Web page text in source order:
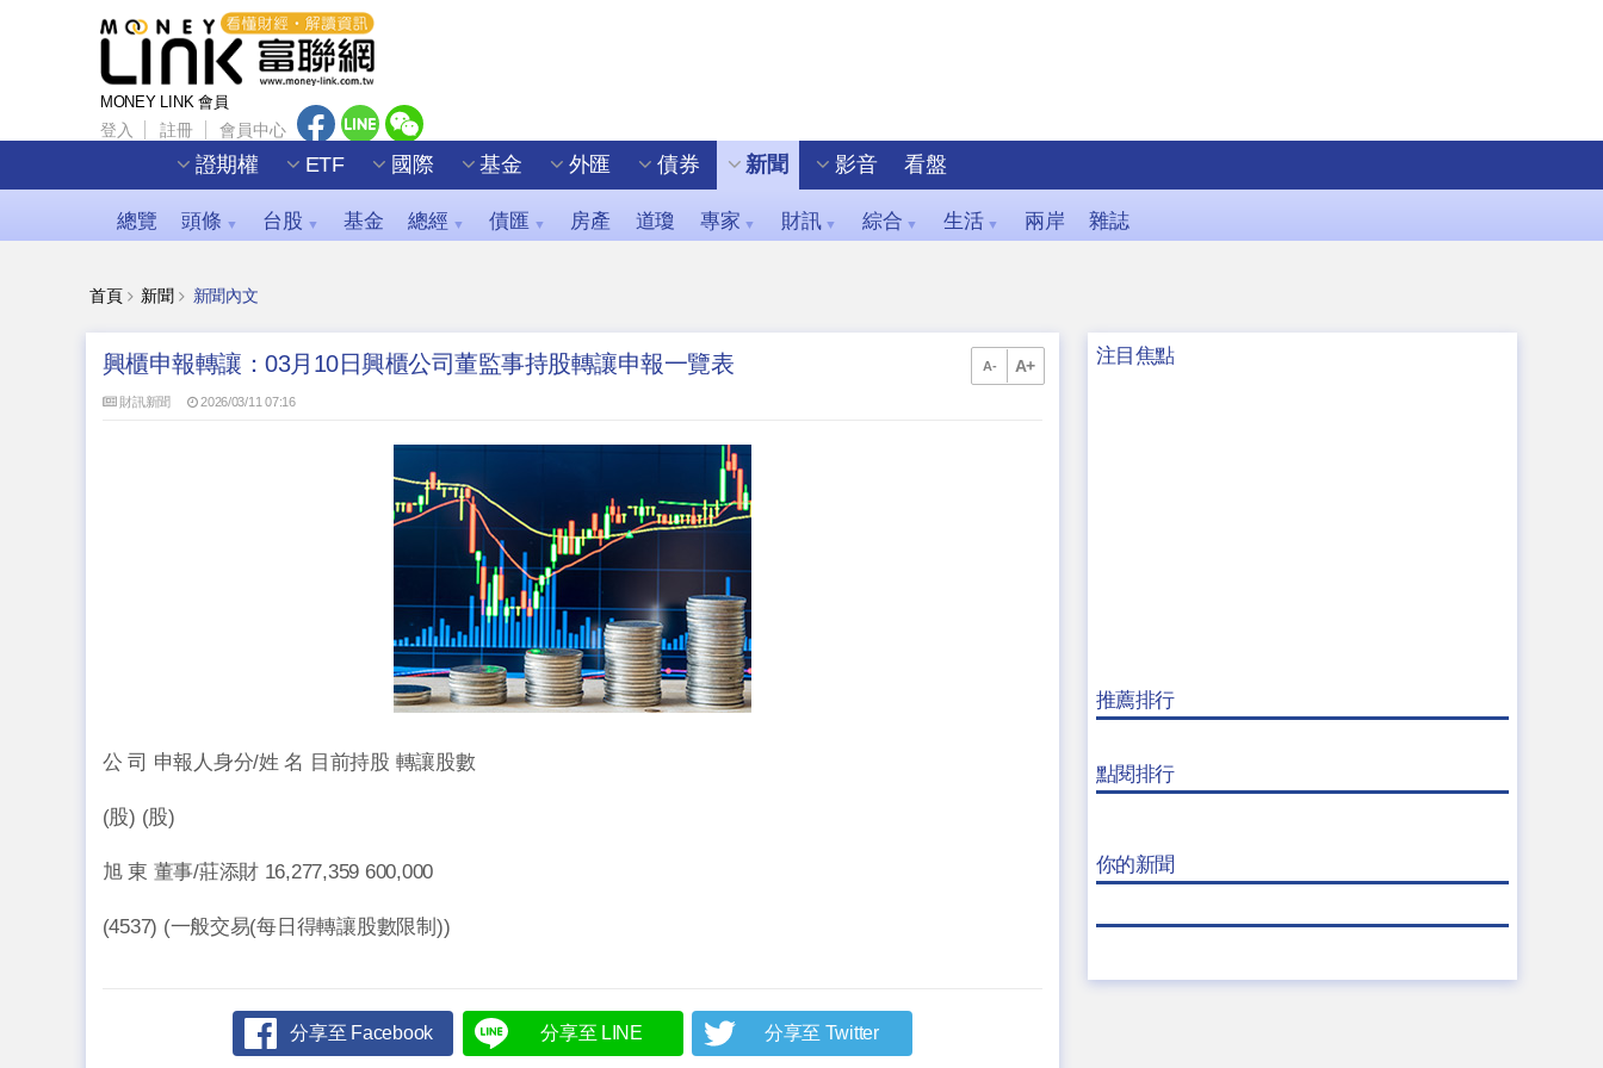
MONEY LINK 會員
登入 註冊 會員中心
證期權 ETF 國際 基金 外匯 債券 新聞 影音 看盤
總覽 頭條 ▼ 台股 ▼ 基金 總經 ▼ 債匯 ▼ 房產 道瓊 專家 ▼ 財訊 ▼ 綜合 ▼ 生活 ▼ 兩岸 雜誌
首頁 新聞 新聞內文
A- A+
興櫃申報轉讓：03月10日興櫃公司董監事持股轉讓申報一覽表
財訊新聞 2026/03/11 07:16
公 司 申報人身分/姓 名 目前持股 轉讓股數
(股) (股)
旭 東 董事/莊添財 16,277,359 600,000
(4537) (一般交易(每日得轉讓股數限制))
分享至 Facebook 分享至 LINE 分享至 Twitter
注目焦點
推薦排行
點閱排行
你的新聞